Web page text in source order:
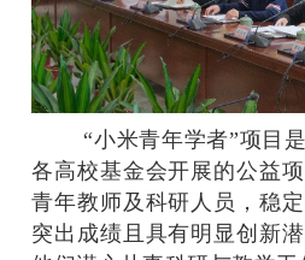
“小米青年学者”项目
各高校基金会开展的公益
青年教师及科研人员，稳
突出成绩且具有明显创新